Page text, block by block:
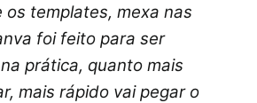
os templates, mexa nas
foi feito para ser
prática, quanto mais
mais rápido vai pegar o